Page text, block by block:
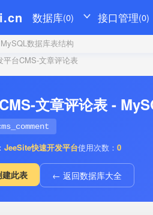
数据库(0) 接口管理(0)
MySQL数据库表结构
平台CMS-文章评论表
文章评论表 -
JeeSite快速开发平台使用次数： 0
此表 ← 返回数据库大全